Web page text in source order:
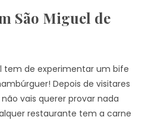
São Miguel de
tem de experimentar um bife
Depois de visitares
vais querer provar nada
restaurante tem a carne